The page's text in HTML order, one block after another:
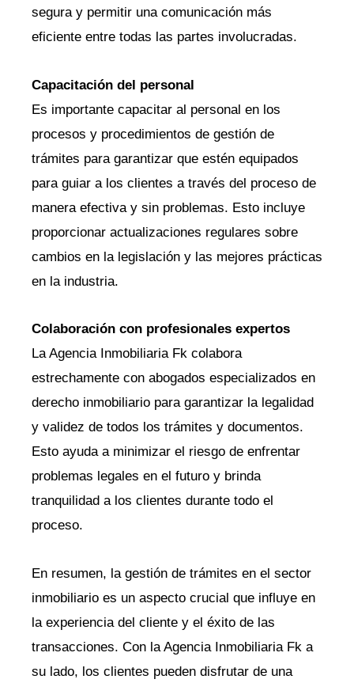
segura y permitir una comunicación más
eficiente entre todas las partes involucradas.
Capacitación del personal
Es importante capacitar al personal en los
procesos y procedimientos de gestión de
trámites para garantizar que estén equipados
para guiar a los clientes a través del proceso de
manera efectiva y sin problemas. Esto incluye
proporcionar actualizaciones regulares sobre
cambios en la legislación y las mejores prácticas
en la industria.
Colaboración con profesionales expertos
La Agencia Inmobiliaria Fk colabora
estrechamente con abogados especializados en
derecho inmobiliario para garantizar la legalidad
y validez de todos los trámites y documentos.
Esto ayuda a minimizar el riesgo de enfrentar
problemas legales en el futuro y brinda
tranquilidad a los clientes durante todo el
proceso.
En resumen, la gestión de trámites en el sector
inmobiliario es un aspecto crucial que influye en
la experiencia del cliente y el éxito de las
transacciones. Con la Agencia Inmobiliaria Fk a
su lado, los clientes pueden disfrutar de una